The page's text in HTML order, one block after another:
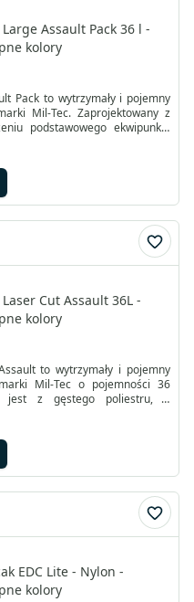
Assault Pack 36 l -
kolory
Pack to wytrzymały i pojemny
Mil-Tec. Zaprojektowany z
podstawowego ekwipunku,
plecak został dodatkowo
powłoką PVC, która skutecznie
Plecak posiada dwie duże
zamykać za pomocą
Cut Assault 36L -
kolory
to wytrzymały i pojemny
Mil-Tec o pojemności 36
jest z gęstego poliestru, a
Zamiast tradycyjnych
do montażu dodatkowych
innowacyjny system Laser-
poliester z laserowo
EDC Lite - Nylon -
kolory